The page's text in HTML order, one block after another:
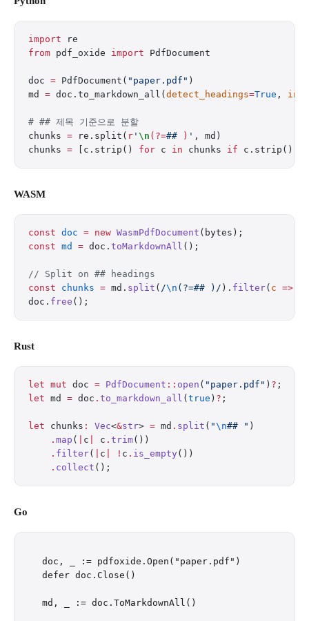
import re
from pdf_oxide import PdfDocument
doc = PdfDocument( "paper.pdf" )
md = doc.to_markdown_all( detect_headings=True ,
# ## 제목 기준으로 분할
chunks = re.split( r ' \n (?=## ) ' , md)
chunks = [c.strip() for c in chunks if c.strip()]
WASM
const doc = new WasmPdfDocument (bytes);
const md = doc. toMarkdownAll ();
// Split on ## headings
const chunks = md. split ( /\n (?=## )/ ). filter( c =>
doc. free ();
Rust
let mut doc = PdfDocument :: open ( "paper.pdf" ) ? ;
let md = doc . to_markdown_all ( true ) ? ;
let chunks : Vec<&str> = md . split ( "\n## " )
    .
map ( c c . trim())
    .
filter( c ! c . is_empty ())
    .
collect ();
Go
doc, _ := pdfoxide.Open("paper.pdf")
defer doc.Close()
md, _ := doc.ToMarkdownAll()